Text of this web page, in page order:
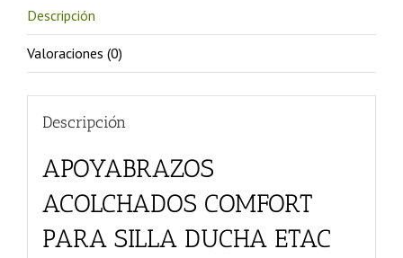
Descripción
Valoraciones (0)
Descripción
APOYABRAZOS
ACOLCHADOS COMFORT
PARA SILLA DUCHA ETAC